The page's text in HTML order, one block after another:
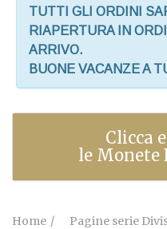
TUTTI GLI ORDINI
RIAPERTURA IN
ARRIVO.
BUONE VACANZE A
Clicca
le Monete
Home Pagine serie